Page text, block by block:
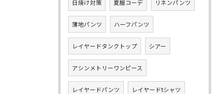
日焼け対策 夏服コーデ リネンパンツ
薄地パンツ ハーフパンツ
レイヤードタンクトップ シアー
アシンメトリーワンピース
レイヤードパンツ レイヤードtシャツ